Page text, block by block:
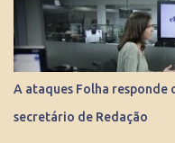
direito aos R$ 998 se, e
conserto do rombo da
pago aos miseráveis que
devolver o Brasil a
Guedes produziu um
forma competente. Na
A ataques Folha
secretário de Redação